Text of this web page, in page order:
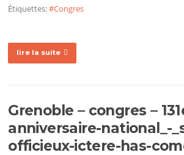
Étiquettes:#Congres
lire la suite
Grenoble – congres –
anniversaire-national_-
officieux-ictere-has-